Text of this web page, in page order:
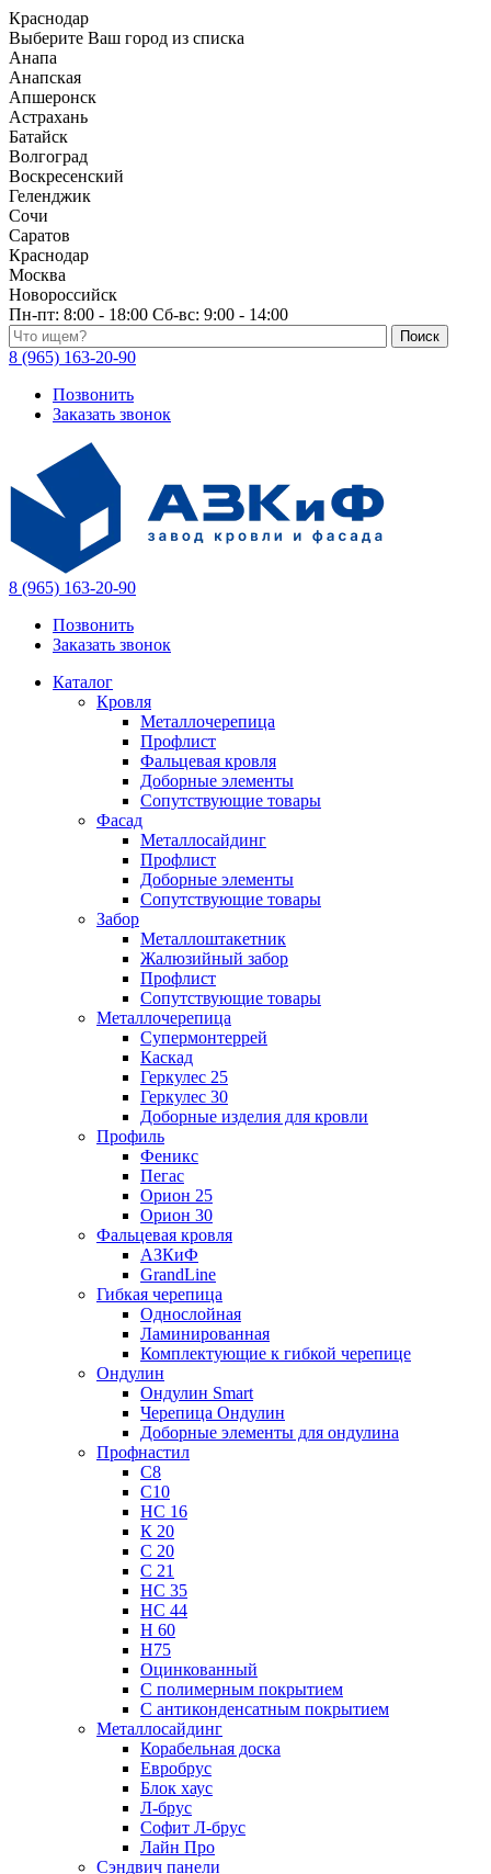
Краснодар
Выберите Ваш город из списка
Анапа
Анапская
Апшеронск
Астрахань
Батайск
Волгоград
Воскресенский
Геленджик
Сочи
Саратов
Краснодар
Москва
Новороссийск
Пн-пт: 8:00 - 18:00 Сб-вс: 9:00 - 14:00
Поиск по каталогу
8 (965) 163-20-90
Позвонить
Заказать звонок
8 (965) 163-20-90
Позвонить
Заказать звонок
Каталог
Кровля
Металлочерепица
Профлист
Фальцевая кровля
Доборные элементы
Сопутствующие товары
Фасад
Металлосайдинг
Профлист
Доборные элементы
Сопутствующие товары
Забор
Металлоштакетник
Жалюзийный забор
Профлист
Сопутствующие товары
Металлочерепица
Супермонтеррей
Каскад
Геркулес 25
Геркулес 30
Доборные изделия для кровли
Профиль
Феникс
Пегас
Орион 25
Орион 30
Фальцевая кровля
АЗКиФ
GrandLine
Гибкая черепица
Однослойная
Ламинированная
Комплектующие к гибкой черепице
Ондулин
Ондулин Smart
Черепица Ондулин
Доборные элементы для ондулина
Профнастил
С8
С10
НС 16
К 20
С 20
С 21
НС 35
НС 44
Н 60
Н75
Оцинкованный
С полимерным покрытием
С антиконденсатным покрытием
Металлосайдинг
Корабельная доска
Евробрус
Блок хаус
Л-брус
Софит Л-брус
Лайн Про
Сэндвич панели